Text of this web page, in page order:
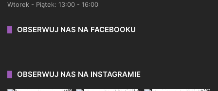
Wtorek - Piątek: 13:00 - 16:00
OBSERWUJ NAS NA FACEBOOKU
OBSERWUJ NAS NA INSTAGRAMIE